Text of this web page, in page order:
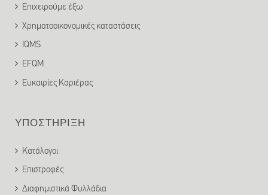
Επιχειρούμε έξω
Χρηματοοικονομικές καταστάσεις
IQMS
EFQM
Ευκαιρίες Καριέρας
ΥΠΟΣΤΗΡΙΞΗ
Κατάλογοι
Επιστροφές
Διαφημιστικά Φυλλάδια